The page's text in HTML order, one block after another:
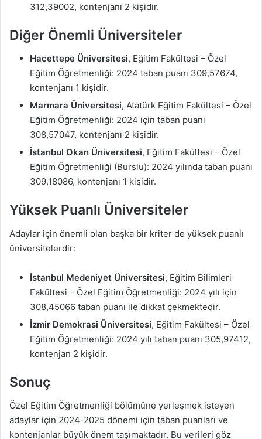
312,39002, kontenjanı 2 kişidir.
Diğer Önemli Üniversiteler
Hacettepe Üniversitesi, Eğitim Fakültesi – Özel
Eğitim Öğretmenliği: 2024 taban puanı 309,57674,
kontenjanı 1 kişidir.
Marmara Üniversitesi, Atatürk Eğitim Fakültesi – Özel
Eğitim Öğretmenliği: 2024 için taban puanı
308,57047, kontenjanı 2 kişidir.
İstanbul Okan Üniversitesi, Eğitim Fakültesi – Özel
Eğitim Öğretmenliği (Burslu): 2024 yılında taban puanı
309,18086, kontenjanı 1 kişidir.
Yüksek Puanlı Üniversiteler
Adaylar için önemli olan başka bir kriter de yüksek puanlı
üniversitelerdir:
İstanbul Medeniyet Üniversitesi, Eğitim Bilimleri
Fakültesi – Özel Eğitim Öğretmenliği: 2024 yılı için
308,45066 taban puanı ile dikkat çekmektedir.
İzmir Demokrasi Üniversitesi, Eğitim Fakültesi – Özel
Eğitim Öğretmenliği: 2024 yılı taban puanı 305,97412,
kontenjan 2 kişidir.
Sonuç
Özel Eğitim Öğretmenliği bölümüne yerleşmek isteyen
adaylar için 2024-2025 dönemi için taban puanları ve
kontenjanlar büyük önem taşımaktadır. Bu verileri göz